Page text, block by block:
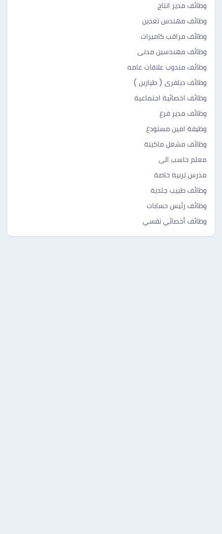
وظائف مدير انتاج
وظائف مهندس تعدين
وظائف مراقب كاميرات
وظائف مهندسين مدنى
وظائف مندوب علاقات عامه
وظائف ديلفرى ( طيارين )
وظائف اخصائية اجتماعية
وظائف مدير فرع
وظيفة امين مستودع
وظائف مشغل ماكينة
معلم حاسب الى
مدرس تربية خاصة
وظائف طبيب جلدية
وظائف رئيس حسابات
وظائف أخصائي نفسي